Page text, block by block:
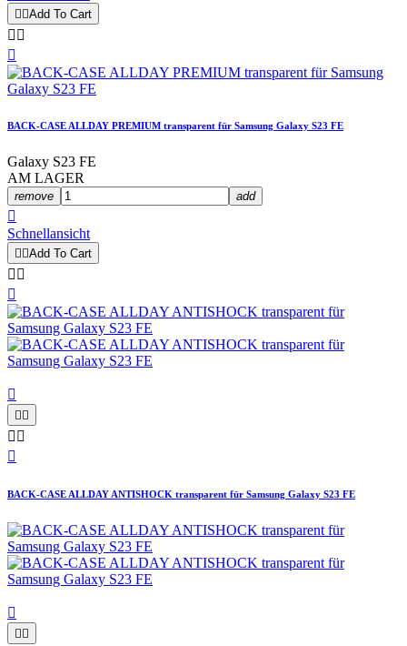
 Add To Cart
 

BACK-CASE ALLDAY PREMIUM transparent für Samsung Galaxy S23 FE
Galaxy S23 FE
AM LAGER
remove add

Schnellansicht
 Add To Cart
 


 
 

BACK-CASE ALLDAY ANTISHOCK transparent für Samsung Galaxy S23 FE

 